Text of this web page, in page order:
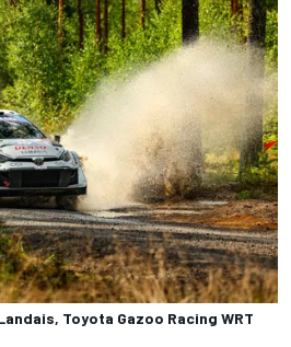
Toyota Gazoo Racing WRT